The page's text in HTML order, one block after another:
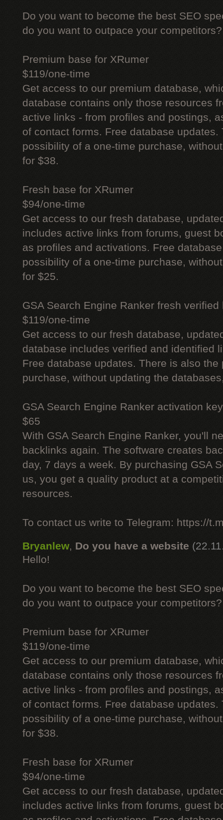
Do you want to become the best SEO
do you want to outpace your competitors?
Premium base for XRumer
$119/one-time
Get access to our premium database,
database contains only those resources
active links - from profiles and postings,
of contact forms. Free database updates.
possibility of a one-time purchase,
for $38.
Fresh base for XRumer
$94/one-time
Get access to our fresh database,
includes active links from forums, guest
as profiles and activations. Free
possibility of a one-time purchase,
for $25.
GSA Search Engine Ranker fresh verified
$119/one-time
Get access to our fresh database,
database includes verified and identified
Free database updates. There is also
purchase, without updating the
GSA Search Engine Ranker activation key
$65
With GSA Search Engine Ranker, you'll
backlinks again. The software creates
day, 7 days a week. By purchasing GSA
us, you get a quality product at a
resources.
To contact us write to Telegram: https://
Bryanlew, Do you have a website
Hello!
Do you want to become the best SEO
do you want to outpace your competitors?
Premium base for XRumer
$119/one-time
Get access to our premium database,
database contains only those resources
active links - from profiles and postings,
of contact forms. Free database updates.
possibility of a one-time purchase,
for $38.
Fresh base for XRumer
$94/one-time
Get access to our fresh database,
includes active links from forums, guest